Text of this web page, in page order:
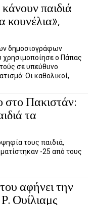
παιδιά
κουνέλια»,
δημοσιογράφων
ο Πάπας
σε υπεύθυνο
Οι καθολικοί,
στο Πακιστάν:
τα
τους παιδιά,
-25 από τους
αφήνει την
Ουίλιαμς